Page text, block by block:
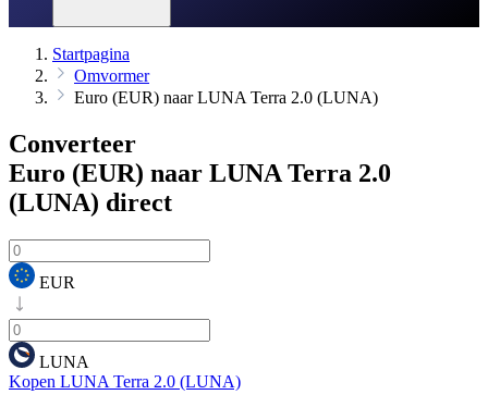
Startpagina
Omvormer
Euro (EUR) naar LUNA Terra 2.0 (LUNA)
Converteer
Euro (EUR) naar LUNA Terra 2.0
(LUNA) direct
EUR
LUNA
Kopen LUNA Terra 2.0 (LUNA)